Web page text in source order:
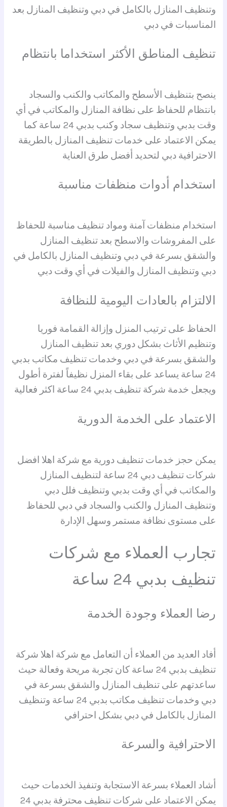
وتنظيف المنازل بالكامل في دبي وتنظيف المنازل بعد
المناسبات في دبي
تنظيف المناطق الأكثر استخداما بانتظام
ينصح بتنظيف الأسطح والمكاتب والكنب والسجاد
بانتظام للحفاظ على نظافة المنازل والمكاتب في أي
وقت بدبي وتنظيف سجاد وكنب بدبي 24 ساعة كما
يمكن الاعتماد على خدمات تنظيف المنازل بالطريقة
الاحترافية دبي لتحديد أفضل طرق العناية
استخدام أدوات منظفات مناسبة
استخدام منظفات آمنة ومواد تنظيف مناسبة للحفاظ
على المفروشات والاسطح بعد تنظيف المنازل
والشقق بسرعة في دبي وتنظيف المنازل بالكامل في
دبي وتنظيف المنازل والفيلات في أي وقت دبي
الالتزام بالعادات اليومية للنظافة
الحفاظ على ترتيب المنزل وإزالة القمامة فوريا
وتنظيم الأثاث بشكل دوري بعد تنظيف المنازل
والشقق بسرعة في دبي وخدمات تنظيف مكاتب بدبي
24 ساعة يساعد على بقاء المنزل نظيفاً لفترة أطول
ويجعل خدمة شركة تنظيف بدبي 24 ساعة اكثر فعالية
الاعتماد على الخدمة الدورية
يمكن حجز خدمات تنظيف دورية مع شركة اهلا افضل
شركات تنظيف دبي 24 ساعة لتنظيف المنازل
والمكاتب في أي وقت بدبي وتنظيف فلل دبي
وتنظيف المنازل والكنب والسجاد في دبي للحفاظ
على مستوى نظافة مستمر وسهل الإدارة
تجارب العملاء مع شركات
تنظيف بدبي 24 ساعة
رضا العملاء وجودة الخدمة
أفاد العديد من العملاء أن التعامل مع شركة اهلا شركة
تنظيف بدبي 24 ساعة كان تجربة مريحة وفعالة حيث
ساعدتهم على تنظيف المنازل والشقق بسرعة في
دبي وخدمات تنظيف مكاتب بدبي 24 ساعة وتنظيف
المنازل بالكامل في دبي بشكل احترافي
الاحترافية والسرعة
أشاد العملاء بسرعة الاستجابة وتنفيذ الخدمات حيث
يمكن الاعتماد على شركات تنظيف محترفة بدبي 24